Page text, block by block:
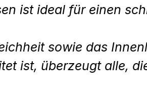
ist ideal für einen
sowie das
ist, überzeugt alle,